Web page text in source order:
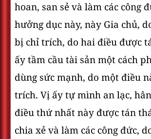
hoan, san sẻ và làm các công
hưởng dục này, này Gia chủ,
bị chỉ trích, do hai điều được
ấy tầm cầu tài sản một cách
dùng sức mạnh, do một điều
trích. Vị ấy tự mình an lạc,
điều thứ nhất này được tán
chia xẻ và làm các công đức,